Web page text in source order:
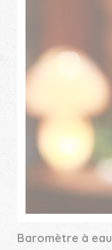
Baromètre à eau